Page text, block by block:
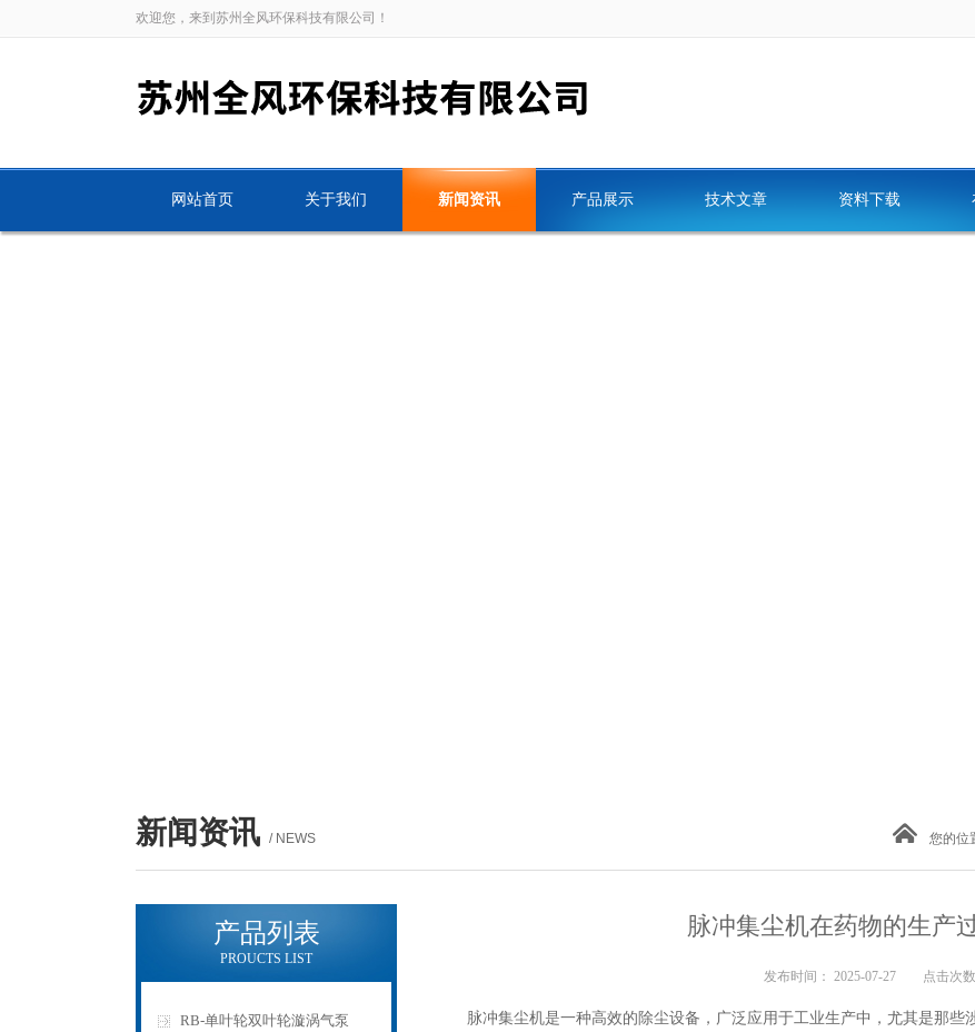
欢迎您，来到苏州全风环保科技有限公司！
网站首页 关于我们 新闻资讯 产品展示 技术文章 资料下载
新闻资讯 / NEWS 您的位
产品列表
PROUCTS LIST
RB-单叶轮双叶轮漩涡气泵
脉冲集尘机在药物的生产
发布时间： 2025-07-27 点击次数
脉冲集尘机是一种高效的除尘设备，广泛应用于工业生产中，尤其是那些